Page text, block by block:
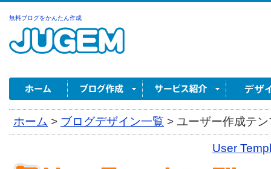
無料ブログをかんたん作成
ホーム > ブログデザイン一覧 > ユーザー作成テ
User